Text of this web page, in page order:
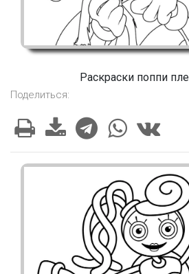
Раскраски поппи
Поделиться: